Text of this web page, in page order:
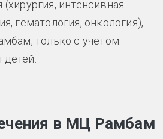
интенсивная
гематология, онкология),
только с учетом
в МЦ Рамбам